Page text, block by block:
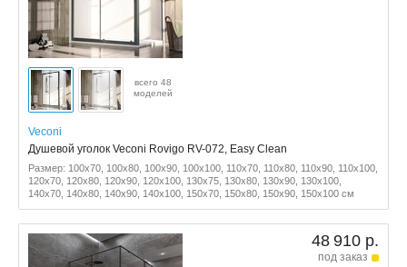
всего 48
моделей
Veconi
Душевой уголок Veconi Rovigo RV-072, Easy Clean
Размер: 100x70, 100x80, 100x90, 100x100, 110x70, 110x80, 110x90, 110x100,
120x70, 120x80, 120x90, 120x100, 130x75, 130x80, 130x90, 130x100,
140x70, 140x80, 140x90, 140x100, 150x70, 150x80, 150x90, 150x100 см
48 910 р.
под заказ